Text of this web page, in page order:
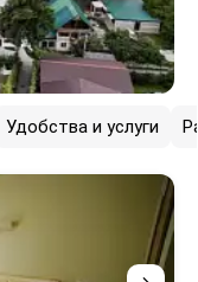
Удобства и услуги